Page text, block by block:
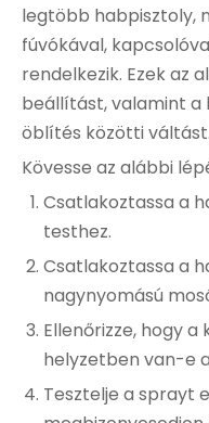
legtöbb habpisztoly,
fúvókával,
rendelkezik. Ezek az
beállítást, valamint a
öblítés közötti váltást.
Kövesse az alábbi
Csatlakoztassa a
testhez.
Csatlakoztassa a
nagynyomású
Ellenőrizze, hogy
helyzetben van-e
Tesztelje a sprayt